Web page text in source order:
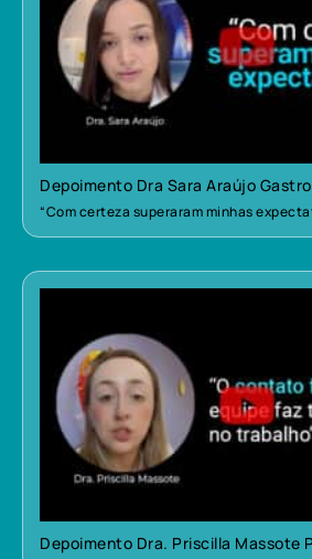
Depoimento Dra Sara Araújo
“Com certeza superaram minhas
Depoimento Dra. Priscilla Massote